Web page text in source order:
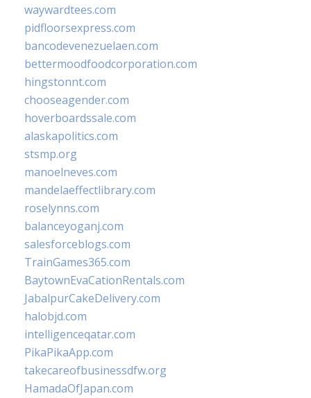
waywardtees.com
pidfloorsexpress.com
bancodevenezuelaen.com
bettermoodfoodcorporation.com
hingstonnt.com
chooseagender.com
hoverboardssale.com
alaskapolitics.com
stsmp.org
manoelneves.com
mandelaeffectlibrary.com
roselynns.com
balanceyoganj.com
salesforceblogs.com
TrainGames365.com
BaytownEvaCationRentals.com
JabalpurCakeDelivery.com
halobjd.com
intelligenceqatar.com
PikaPikaApp.com
takecareofbusinessdfw.org
HamadaOfJapan.com